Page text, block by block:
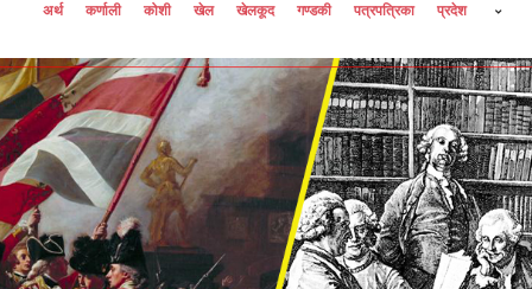
अर्थ कर्णाली कोशी खेल खेलकूद गण्डकी पत्रपत्रिका प्रदेश